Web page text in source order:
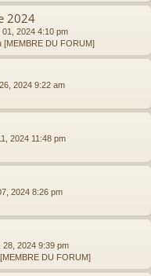
2024
01, 2024 4:10 pm
[MEMBRE DU FORUM]
2024 9:22 am
2024 11:48 pm
2024 8:26 pm
28, 2024 9:39 pm
DU FORUM]